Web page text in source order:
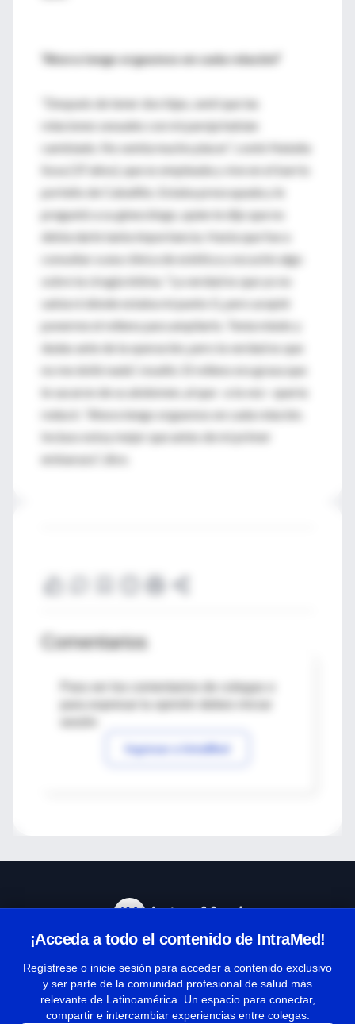
“Ahora tengo orgasmos en cada relación”
“Después de tener dos hijas, sentí que las
relaciones sexuales con mi pareja habían
cambiado. No sentía mucho placer”, contó Natalia
Sosa (37 años), que es empleada y vive en el barrio
porteño de Caballito. Estaba preocupada y le
preguntó a su ginecólogo, quien le dijo que no
debía darle tanta importancia. Hasta que fue a
consultar a una clínica de estética y escuchó algo
sobre la cirugía íntima. “La verdad es que yo no
sabía ni dónde estaba mi punto G, pero acepté
ponerme el relleno para ampliarlo. Tenía miedo y
dudas ante de la operación, pero la verdad es que
no me dolió nada”, resaltó. El relleno era grasa que
le sacaron de su abdomen, al que –a la vez– quería
reducir. “Ahora tengo orgasmos en cada relación.
Incluso estoy mejor que antes de mi primer
embarazo”, dice.
Comentarios
Para ver los comentarios de colegas o
Ingresar a IntraMed
¡Acceda a todo el contenido de IntraMed!
Regístrese o inicie sesión para acceder a contenido exclusivo
y ser parte de la comunidad profesional de salud más
relevante de Latinoamérica. Un espacio para conectar,
compartir e intercambiar experiencias entre colegas.
Términos y condiciones